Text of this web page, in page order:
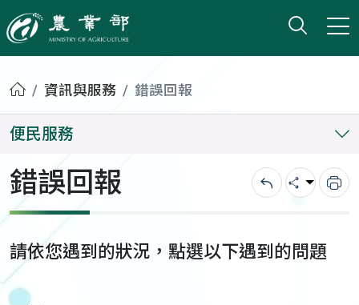
農業部
打開
小版
首頁資訊與服務 錯誤回報
便民服務
錯誤回報 回上一頁
分享 列
請依您遇到的狀況，點選以下遇到的問題